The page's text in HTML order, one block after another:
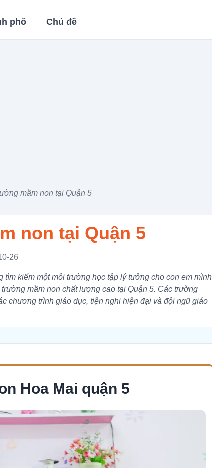
phố Chủ đề
mầm non tại Quận 5
non tại Quận 5
26
tìm kiếm một môi trường học tập lý tưởng cho con em mình
mầm non chất lượng cao tại Quận 5. Các trường
chương trình giáo dục, tiện nghi hiện đại và đội ngũ giáo
Hoa Mai quận 5